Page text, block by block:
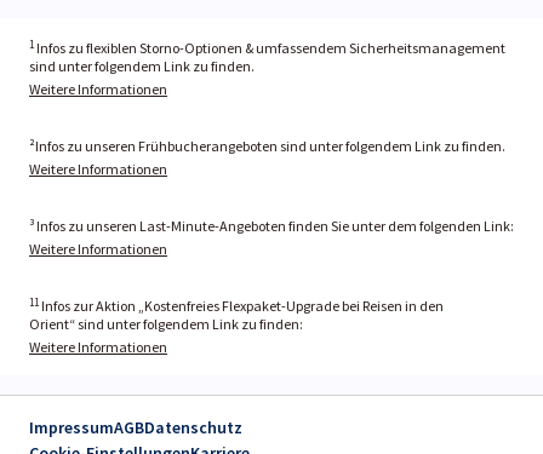
1 Infos zu flexiblen Storno-Optionen & umfassendem Sicherheitsmanagement
sind unter folgendem Link zu finden.
Weitere Informationen
²Infos zu unseren Frühbucherangeboten sind unter folgendem Link zu finden.
Weitere Informationen
³ Infos zu unseren Last-Minute-Angeboten finden Sie unter dem folgenden Link:
Weitere Informationen
11 Infos zur Aktion „Kostenfreies Flexpaket-Upgrade bei Reisen in den
Orient“ sind unter folgendem Link zu finden:
Weitere Informationen
ImpressumAGBDatenschutz